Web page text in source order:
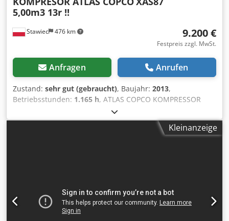
Stawiec 476 km
5,00m3 13r !!
9.200 €
Festpreis zzgl. MwSt.
Anfragen Anrufen
Zustand: sehr gut (gebraucht), Baujahr: 2013,
Betriebsstunden: 1.165 h, ATLAS COPCO KOMPRESSOR
XAS87 5,00m3 13r ! Chjdpfx Aotu E Eyectja DIESEL-
Kompressor ATLAS COPCO XAS87 Maschine nach dem
Service Technische Daten: Leistung 5,00 m3/min;Kleinanzeige